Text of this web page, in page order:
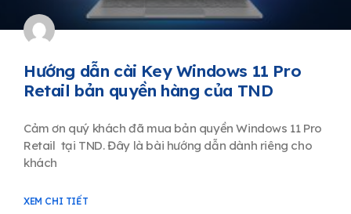
Hướng dẫn cài Key Windows 11 Pro
Retail bản quyền hàng của TND
Cảm ơn quý khách đã mua bản quyền Windows 11 Pro
Retail tại TND. Đây là bài hướng dẫn dành riêng cho
khách
XEM CHI TIẾT